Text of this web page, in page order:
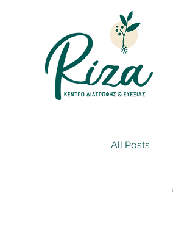
All Posts